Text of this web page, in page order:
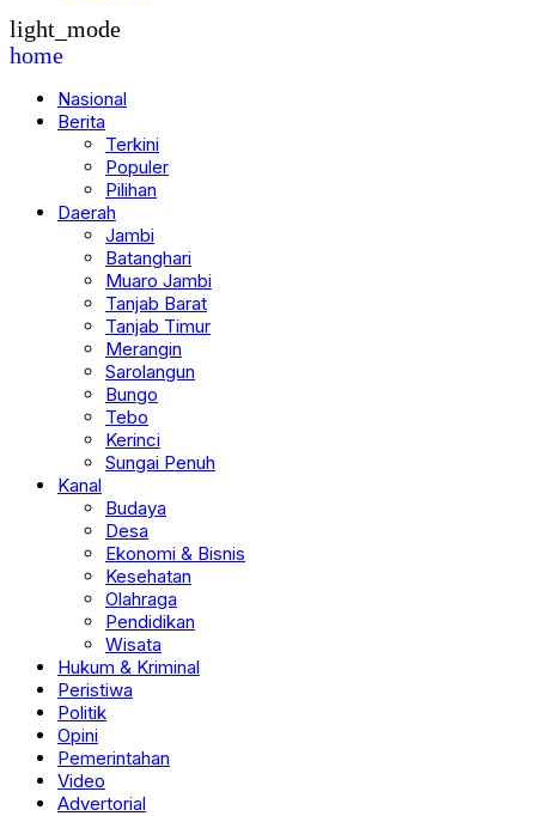
light_mode
home
Nasional
Berita
Terkini
Populer
Pilihan
Daerah
Jambi
Batanghari
Muaro Jambi
Tanjab Barat
Tanjab Timur
Merangin
Sarolangun
Bungo
Tebo
Kerinci
Sungai Penuh
Kanal
Budaya
Desa
Ekonomi & Bisnis
Kesehatan
Olahraga
Pendidikan
Wisata
Hukum & Kriminal
Peristiwa
Politik
Opini
Pemerintahan
Video
Advertorial